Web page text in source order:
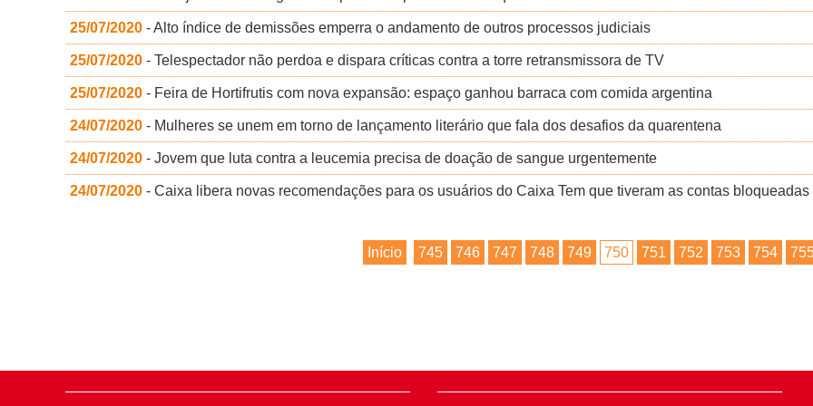
25/07/2020 - Alto índice de demissões emperra o andamento de outros processos judiciais
25/07/2020 - Telespectador não perdoa e dispara críticas contra a torre retransmissora de TV
25/07/2020 - Feira de Hortifrutis com nova expansão: espaço ganhou barraca com comida argentina
24/07/2020 - Mulheres se unem em torno de lançamento literário que fala dos desafios da quarentena
24/07/2020 - Jovem que luta contra a leucemia precisa de doação de sangue urgentemente
24/07/2020 - Caixa libera novas recomendações para os usuários do Caixa Tem que tiveram as contas bloqueadas
Início 745 746 747 748 749 750 751 752 753 754